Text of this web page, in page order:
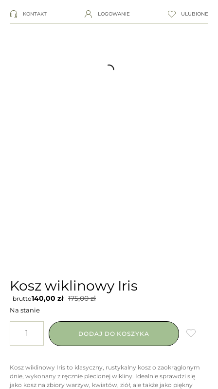
KONTAKT LOGOWANIE ULUBIONE
Kosz wiklinowy Iris
175,00zł
140,00 zł
brutto
Na stanie
DODAJ DO KOSZYKA
Kosz wiklinowy Iris to klasyczny, rustykalny kosz o zaokrąglonym
dnie, wykonany z ręcznie plecionej wikliny. Idealnie sprawdzi się
jako kosz na zbiory warzyw, kwiatów, ziół, ale także jako piękny